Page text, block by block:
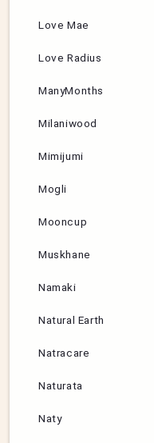
Love Mae
Love Radius
ManyMonths
Milaniwood
Mimijumi
Mogli
Mooncup
Muskhane
Namaki
Natural Earth
Natracare
Naturata
Naty